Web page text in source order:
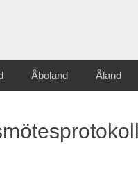
meny
Åboland Åland